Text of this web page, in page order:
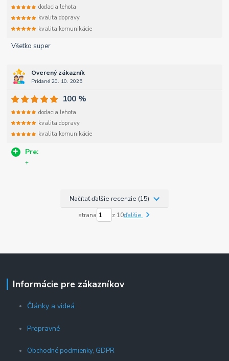
Všetko super
dodacia lehota
kvalita dopravy
kvalita komunikácie
Overený zákazník
Pridané 20. 10. 2025
Pre:
+
100 %
dodacia lehota
kvalita dopravy
kvalita komunikácie
Načítať ďalšie recenzie (15)
strana z 10ďalšie
Informácie pre zákazníkov
Články a videá
Prepravné
Obchodné podmienky, GDPR